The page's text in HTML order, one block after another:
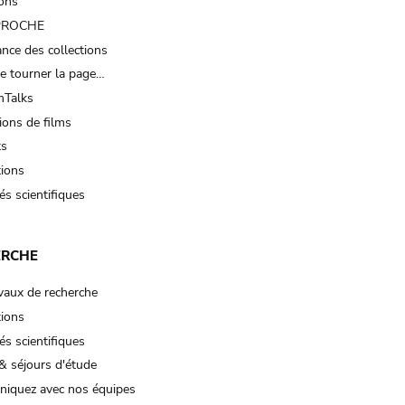
des collections
tourner la page…
de films
scientifiques
de recherche
scientifiques
séjours d'étude
avec nos équipes